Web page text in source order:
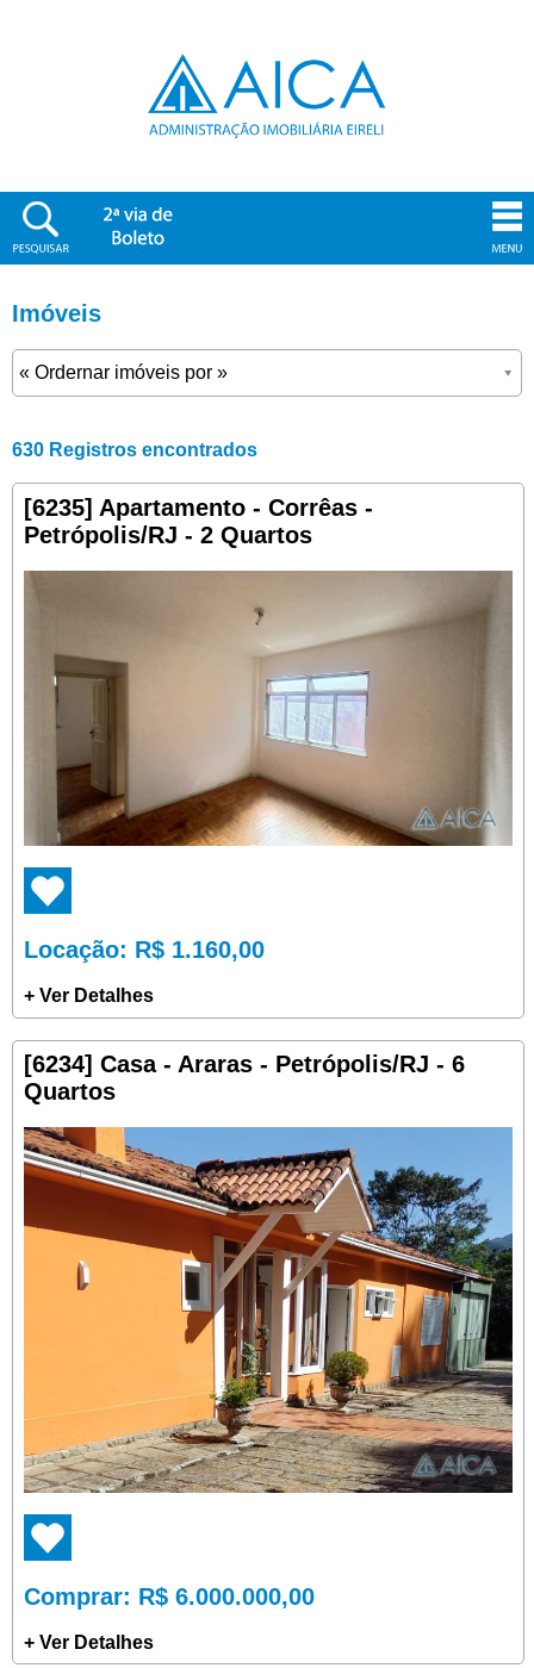
Imóveis
630 Registros encontrados
[6235] Apartamento - Corrêas -
Petrópolis/RJ - 2 Quartos
Locação: R$ 1.160,00
+ Ver Detalhes
[6234] Casa - Araras - Petrópolis/RJ - 6
Quartos
Comprar: R$ 6.000.000,00
+ Ver Detalhes